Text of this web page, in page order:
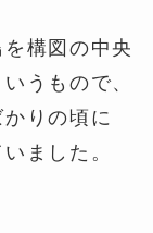
構図の中央
うもので、
りの頃に
ました。